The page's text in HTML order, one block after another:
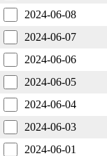
2024-06-08
2024-06-07
2024-06-06
2024-06-05
2024-06-04
2024-06-03
2024-06-01